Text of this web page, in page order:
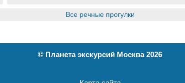
Все речные прогулки
© Планета экскурсий Москва2026